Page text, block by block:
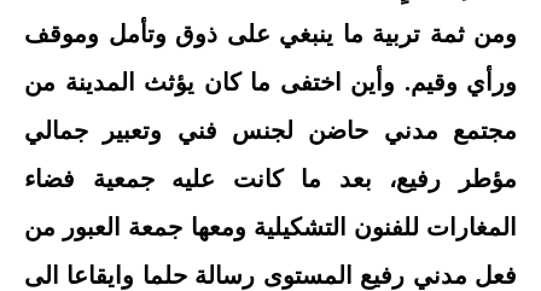
ومن ثمة تربية ما ينبغي على ذوق وتأمل وموقف
ورأي وقيم. وأين اختفى ما كان يؤثث المدينة من
مجتمع مدني حاضن لجنس فني وتعبير جمالي
مؤطر رفيع، بعد ما كانت عليه جمعية فضاء
المغارات للفنون التشكيلية ومعها جمعة العبور من
فعل مدني رفيع المستوى رسالة حلما وايقاعا الى